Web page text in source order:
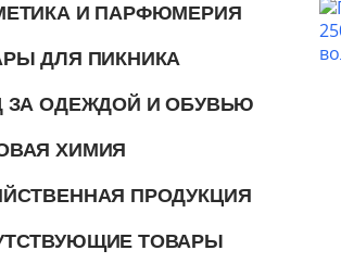
И ПАРФЮМЕРИЯ
ДЛЯ ПИКНИКА
ЗА ОДЕЖДОЙ И ОБУВЬЮ
ХИМИЯ
ПРОДУКЦИЯ
ТОВАРЫ